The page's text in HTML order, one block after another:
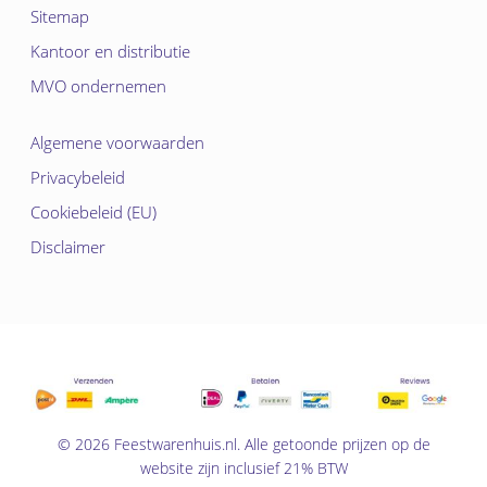
Sitemap
Kantoor en distributie
MVO ondernemen
Algemene voorwaarden
Privacybeleid
Cookiebeleid (EU)
Disclaimer
© 2026 Feestwarenhuis.nl. Alle getoonde prijzen op de
website zijn inclusief 21% BTW